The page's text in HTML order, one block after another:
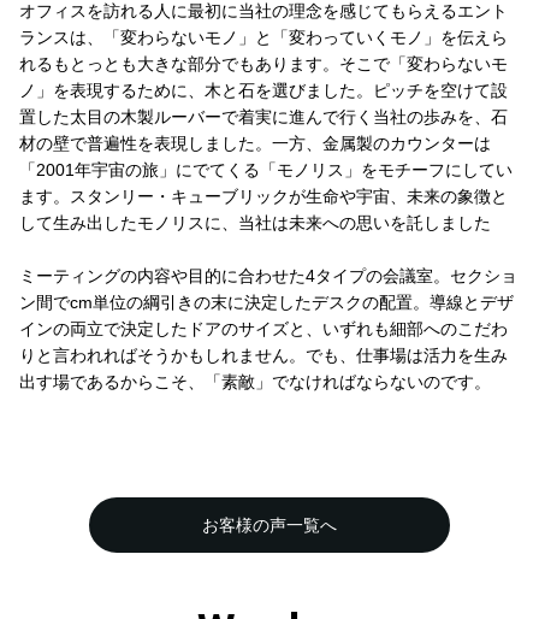
オフィスを訪れる人に最初に当社の理念を感じてもらえるエント
ランスは、「変わらないモノ」と「変わっていくモノ」を伝えら
れるもとっとも大きな部分でもあります。そこで「変わらないモ
ノ」を表現するために、木と石を選びました。ピッチを空けて設
置した太目の木製ルーバーで着実に進んで行く当社の歩みを、石
材の壁で普遍性を表現しました。一方、金属製のカウンターは
「2001年宇宙の旅」にでてくる「モノリス」をモチーフにしてい
ます。スタンリー・キューブリックが生命や宇宙、未来の象徴と
して生み出したモノリスに、当社は未来への思いを託しました
ミーティングの内容や目的に合わせた4タイプの会議室。セクショ
ン間でcm単位の綱引きの末に決定したデスクの配置。導線とデザ
インの両立で決定したドアのサイズと、いずれも細部へのこだわ
りと言われればそうかもしれません。でも、仕事場は活力を生み
出す場であるからこそ、「素敵」でなければならないのです。
お客様の声一覧へ